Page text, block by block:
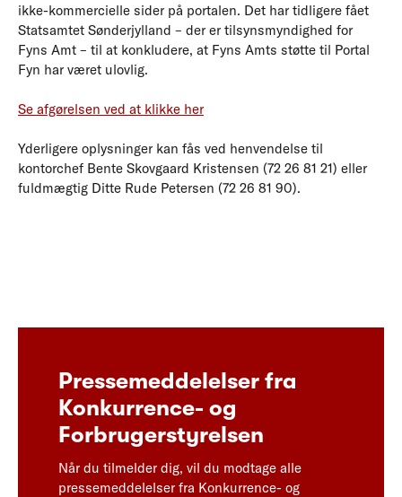
ikke-kommercielle sider på portalen. Det har tidligere fået
Statsamtet Sønderjylland – der er tilsynsmyndighed for
Fyns Amt – til at konkludere, at Fyns Amts støtte til Portal
Fyn har været ulovlig.
Se afgørelsen ved at klikke her
Yderligere oplysninger kan fås ved henvendelse til
kontorchef Bente Skovgaard Kristensen (72 26 81 21) eller
fuldmægtig Ditte Rude Petersen (72 26 81 90).
Pressemeddelelser fra
Konkurrence- og
Forbrugerstyrelsen
Når du tilmelder dig, vil du modtage alle
pressemeddelelser fra Konkurrence- og